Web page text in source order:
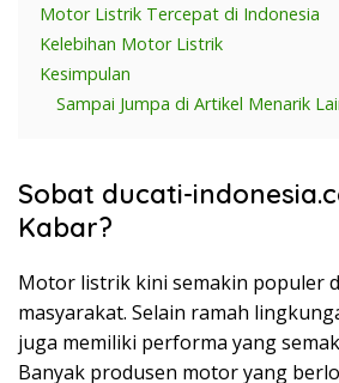
Motor Listrik Tercepat di Indonesia
Kelebihan Motor Listrik
Kesimpulan
Sampai Jumpa di Artikel Menarik
Sobat ducati-
Kabar?
Motor listrik kini semakin populer
masyarakat. Selain ramah
juga memiliki performa yang
Banyak produsen motor yang